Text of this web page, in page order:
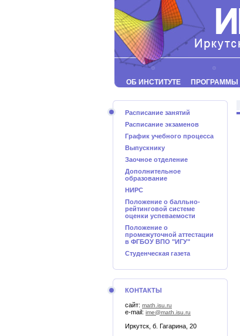
ОБ ИНСТИТУТЕ ПРОГРАММЫ
Расписание занятий
Расписание экзаменов
График учебного процесса
Выпускнику
Заочное отделение
Дополнительное
образование
НИРС
Положение о балльно-
рейтинговой системе
оценки успеваемости
Положение о
промежуточной аттестации
в ФГБОУ ВПО "ИГУ"
Студенческая газета
КОНТАКТЫ
сайт: math.isu.ru
e-mail: ime@math.isu.ru
Иркутск, б. Гагарина, 20